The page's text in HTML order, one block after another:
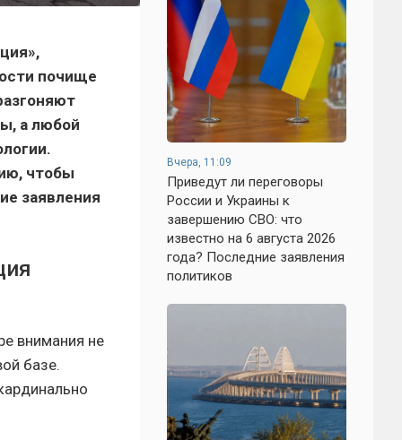
почище
а любой
чтобы
заявления
внимания не
базе.
Вчера, 11:09
Приведут ли переговоры
России и Украины к
завершению СВО: что
известно на 6 августа 2026
года? Последние заявления
политиков